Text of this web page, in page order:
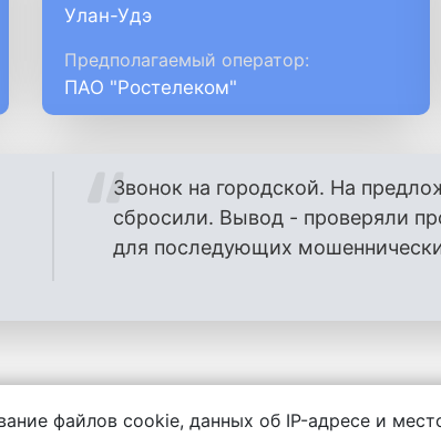
Улан-Удэ
Предполагаемый оператор:
ПАО "Ростелеком"
Звонок на городской. На
сбросили. Вывод - проверяли
для последующих
за содержание комментариев, любой
файлов cookie, данных об IP-адресе и